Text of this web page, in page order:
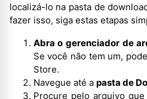
localizá-lo na pasta de
fazer isso, siga estas etapas
Abra o gerenciador de
Se você não tem um,
Store.
Navegue até a pasta de
Procure pelo arquivo